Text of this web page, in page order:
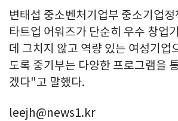
변태섭 중소벤처기업부 중소기업
타트업 어워즈가 단순히 우수 창업
데 그치지 않고 역량 있는 여성기업
도록 중기부는 다양한 프로그램을
겠다"고 말했다.
leejh@news1.kr